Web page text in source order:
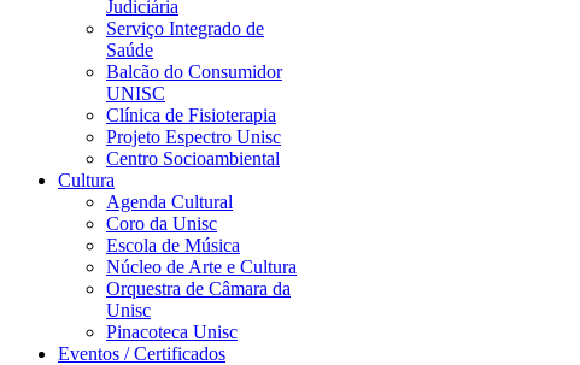
Judiciária
Serviço Integrado de
Saúde
Balcão do Consumidor
UNISC
Clínica de Fisioterapia
Projeto Espectro Unisc
Centro Socioambiental
Cultura
Agenda Cultural
Coro da Unisc
Escola de Música
Núcleo de Arte e Cultura
Orquestra de Câmara da
Unisc
Pinacoteca Unisc
Eventos / Certificados